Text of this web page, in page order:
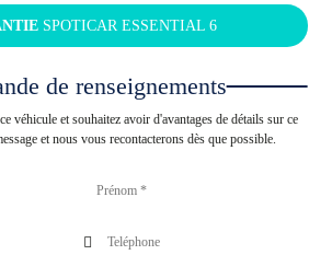
SPOTICAR ESSENTIAL 6
de renseignements
véhicule et souhaitez avoir d'avantages de détails sur ce
et nous vous recontacterons dès que possible.